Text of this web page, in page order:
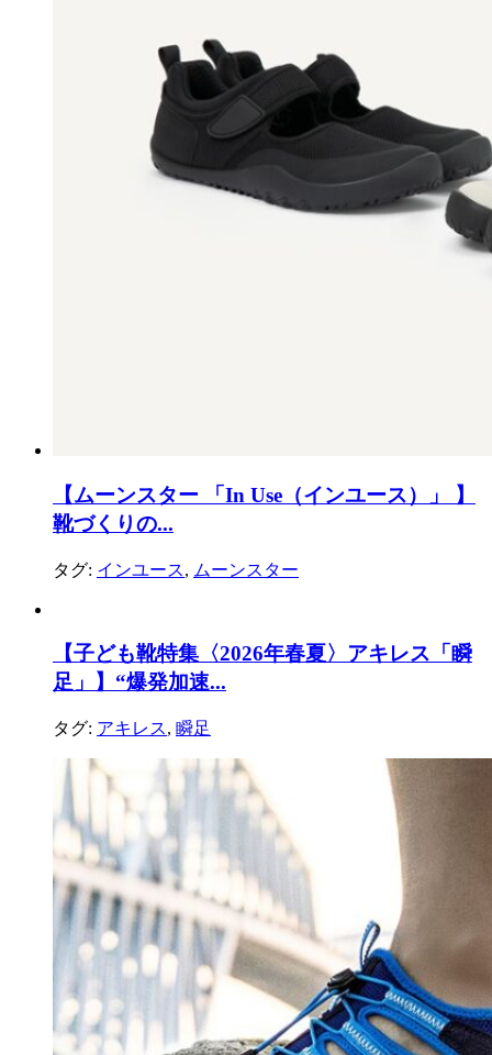
【ムーンスター 「In Use（インユース）」 】
靴づくりの...
タグ: インユース, ムーンスター
【子ども靴特集〈2026年春夏〉アキレス「瞬
足」】“爆発加速...
タグ: アキレス, 瞬足